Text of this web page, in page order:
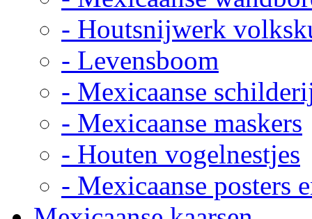
- Houtsnijwerk
- Levensboom
- Mexicaanse
- Mexicaanse maskers
- Houten vogelnestjes
- Mexicaanse posters